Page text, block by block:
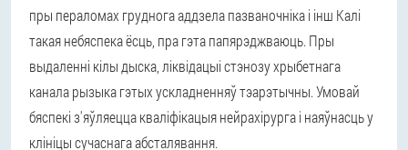
пры пераломах груднога аддзела пазваночніка і інш Калі
такая небяспека ёсць, пра гэта папярэджваюць. Пры
выдаленні кілы дыска, ліквідацыі стэнозу хрыбетнага
канала рызыка гэтых ускладненняў тэарэтычны. Умовай
бяспекі з'яўляецца кваліфікацыя нейрахірурга і наяўнасць у
клініцы сучаснага абсталявання.